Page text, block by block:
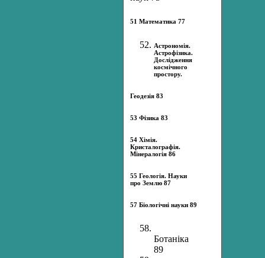
51 Математика 77
Астрономія.
Астрофізика.
Дослідження
космічного
простору.
Геодезія 83
53 Фізика 83
54 Хімія.
Кристалографія.
Мінералогія 86
55 Геологія. Науки
про Землю 87
57 Біологічні науки 89
Ботаніка
89